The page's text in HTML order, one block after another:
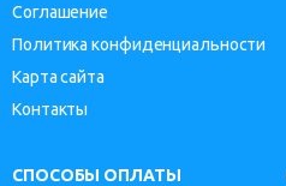
Соглашение
Политика конфиденциальности
Карта сайта
Контакты
СПОСОБЫ ОПЛАТЫ